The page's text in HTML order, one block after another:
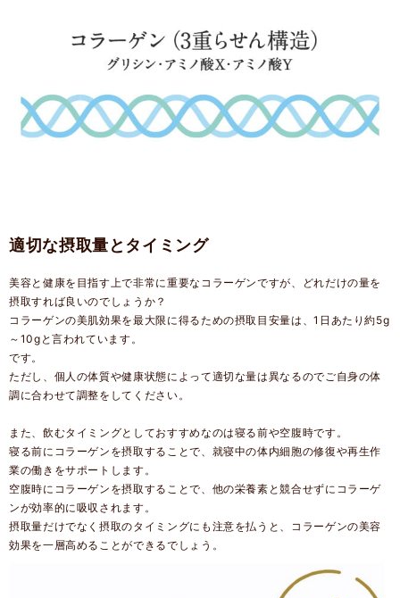
適切な摂取量とタイミング
美容と健康を目指す上で非常に重要なコラーゲンですが、どれだけの量を
摂取すれば良いのでしょうか？
コラーゲンの美肌効果を最大限に得るための摂取目安量は、1日あたり約5g
～10gと言われています。
です。
ただし、個人の体質や健康状態によって適切な量は異なるのでご自身の体
調に合わせて調整をしてください。
また、飲むタイミングとしておすすめなのは寝る前や空腹時です。
寝る前にコラーゲンを摂取することで、就寝中の体内細胞の修復や再生作
業の働きをサポートします。
空腹時にコラーゲンを摂取することで、他の栄養素と競合せずにコラーゲ
ンが効率的に吸収されます。
摂取量だけでなく摂取のタイミングにも注意を払うと、コラーゲンの美容
効果を一層高めることができるでしょう。